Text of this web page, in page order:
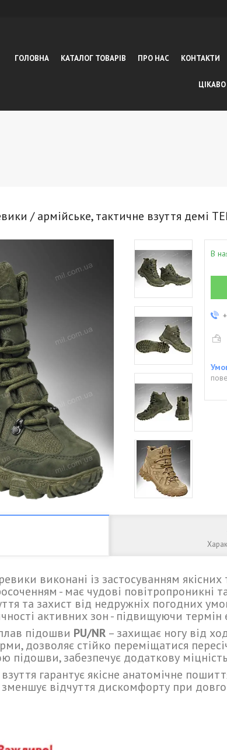
ГОЛОВНА КАТАЛОГ ТОВАРІВ ПРО НАС КОНТАКТИ
/ армійське, тактичне взуття демі
В
виконані із застосуванням
- має чудові повітропроникні
та захист від недружніх погодних
активних зон - підвищуючи
підошви PU/NR – захищає ногу від
дозволяє стійко переміщатися
підошви, забезпечує додаткову міцність
гарантує якісне анатомічне
відчуття дискомфорту при